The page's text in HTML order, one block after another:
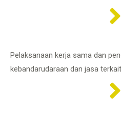
Pelaksanaan kerja sama dan
kebandarudaraan dan jasa